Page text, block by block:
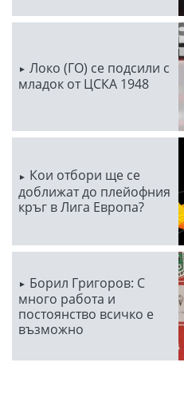
Локо (ГО) се подсили с
младок от ЦСКА 1948
Кои отбори ще се
доближат до плейофния
кръг в Лига Европа?
Борил Григоров: С
много работа и
постоянство всичко е
възможно